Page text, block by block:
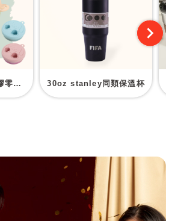
便攜折疊免髒手硅膠零食盒 30oz stanley同類保溫杯